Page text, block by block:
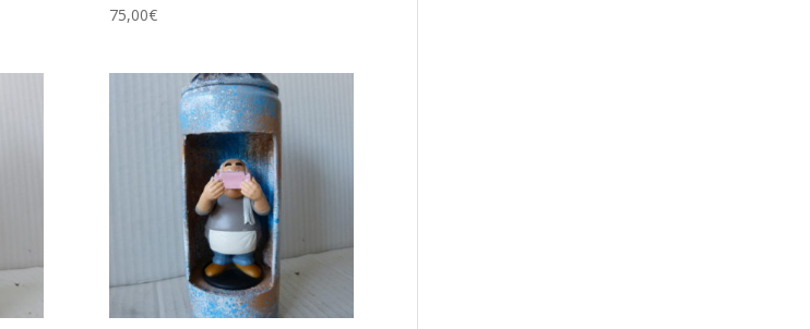
75,00€